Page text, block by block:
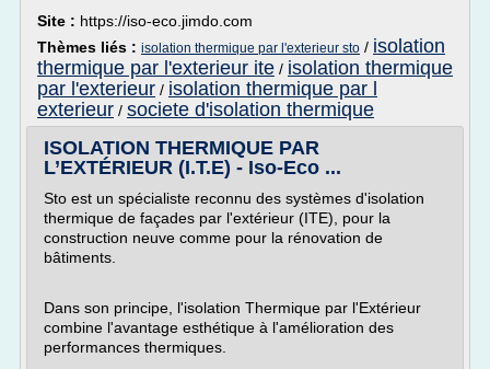
Site : https://iso-eco.jimdo.com
Thèmes liés : isolation thermique par l'exterieur sto / isolation
thermique par l'exterieur ite / isolation thermique
par l'exterieur / isolation thermique par l
exterieur / societe d'isolation thermique
ISOLATION THERMIQUE PAR
L’EXTÉRIEUR (I.T.E) - Iso-Eco ...
Sto est un spécialiste reconnu des systèmes d'isolation
thermique de façades par l'extérieur (ITE), pour la
construction neuve comme pour la rénovation de
bâtiments.
Dans son principe, l'isolation Thermique par l'Extérieur
combine l'avantage esthétique à l'amélioration des
performances thermiques.